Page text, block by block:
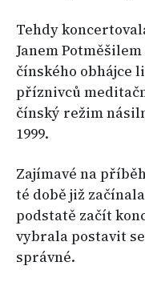
Tehdy
Janem
čínského obhájce
příznivců
čínský režim
1999.
Zajímavé na
té době již
podstatě začít
vybrala postavit
správné.